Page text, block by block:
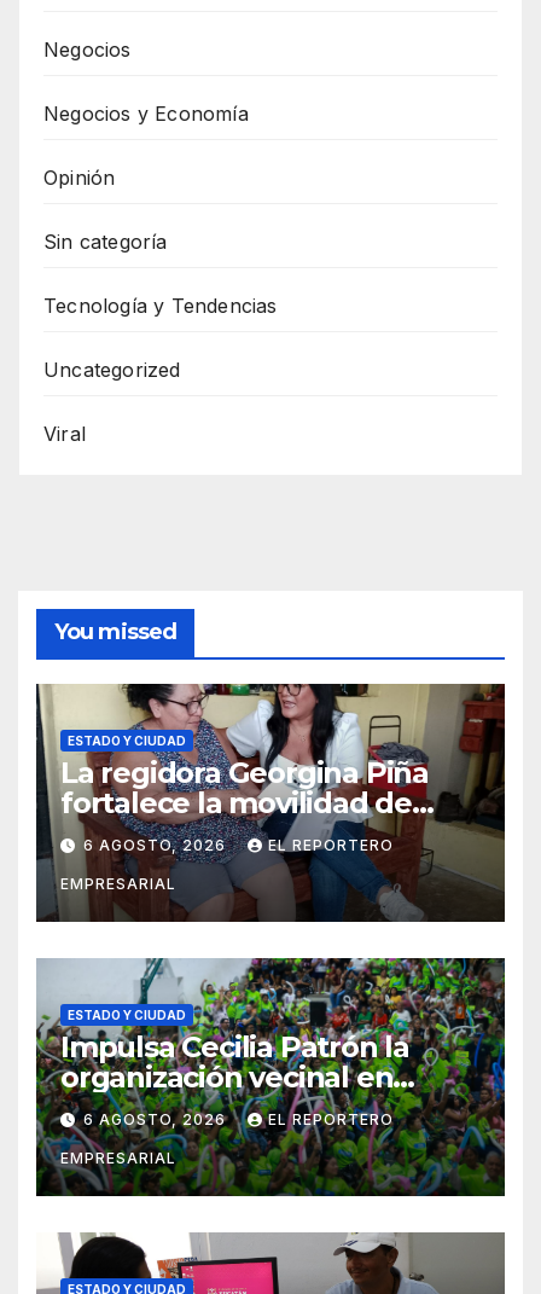
Negocios
Negocios y Economía
Opinión
Sin categoría
Tecnología y Tendencias
Uncategorized
Viral
You missed
ESTADO Y CIUDAD
La regidora Georgina Piña
fortalece la movilidad de
adultos mayores con la
entrega de aparatos
ortopédicos
6 AGOSTO, 2026 EL REPORTERO
EMPRESARIAL
ESTADO Y CIUDAD
Impulsa Cecilia Patrón la
organización vecinal en
Mérida y suma a comités de
vigilancia en la prevención
social del delito
6 AGOSTO, 2026 EL REPORTERO
EMPRESARIAL
ESTADO Y CIUDAD